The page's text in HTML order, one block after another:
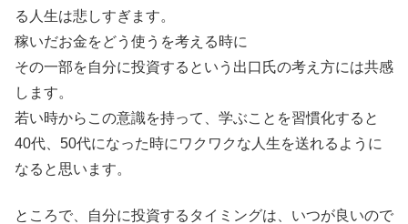
る人生は悲しすぎます。
稼いだお金をどう使うを考える時に
その一部を自分に投資するという出口氏の考え方には共感
します。
若い時からこの意識を持って、学ぶことを習慣化すると
40代、50代になった時にワクワクな人生を送れるように
なると思います。
ところで、自分に投資するタイミングは、いつが良いので